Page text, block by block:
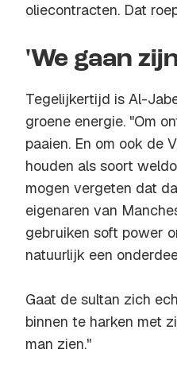
oliecontracten. Dat
'We gaan
Tegelijkertijd is Al-
groene energie. "Om
paaien. En om ook de
houden als soort
mogen vergeten dat
eigenaren van
gebruiken soft power
natuurlijk een
Gaat de sultan zich
binnen te harken met
man zien."